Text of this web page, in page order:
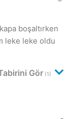
boşaltırken
leke leke oldu
Gör (1)